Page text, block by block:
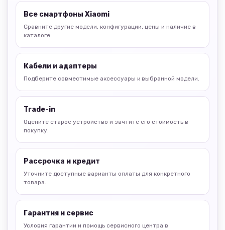
Все смартфоны Xiaomi
Сравните другие модели, конфигурации, цены и наличие в
каталоге.
Кабели и адаптеры
Подберите совместимые аксессуары к выбранной модели.
Trade-in
Оцените старое устройство и зачтите его стоимость в
покупку.
Рассрочка и кредит
Уточните доступные варианты оплаты для конкретного
товара.
Гарантия и сервис
Условия гарантии и помощь сервисного центра в